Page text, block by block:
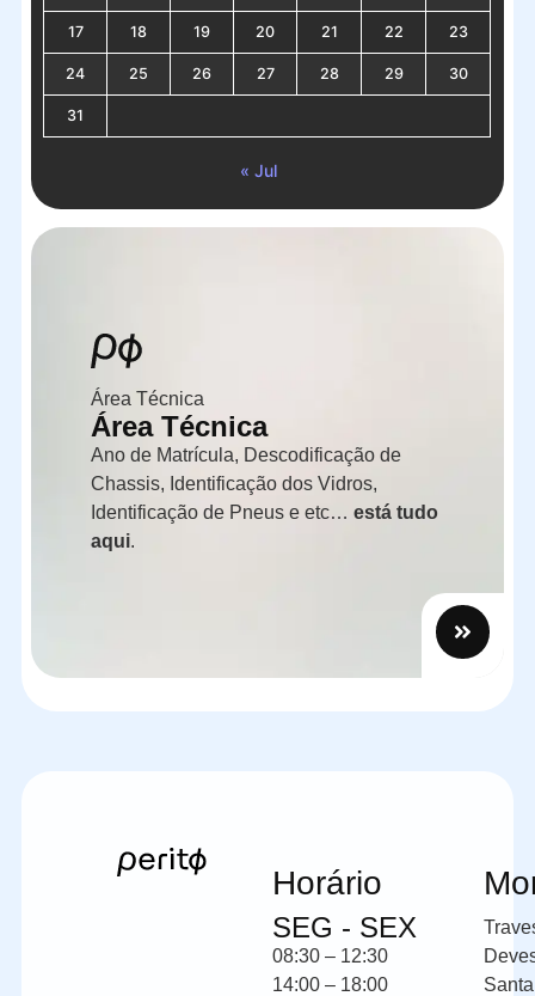
17 18 19 20 21 22 23
24 25 26 27 28 29 30
31
« Jul
Área Técnica
Área Técnica
Ano de Matrícula, Descodificação de
Chassis, Identificação dos Vidros,
Identificação de Pneus e etc… está tudo
aqui.
Horário
SEG - SEX
08:30 – 12:30
14:00 – 18:00